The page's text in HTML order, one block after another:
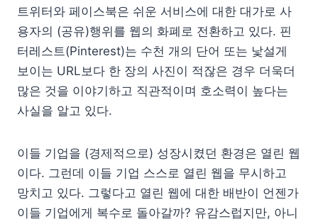
트위터와 페이스북은 쉬운 서비스에 대한 대가로 사
용자의 (공유)행위를 웹의 화폐로 전환하고 있다. 핀
터레스트(Pinterest)는 수천 개의 단어 또는 낯설게
보이는 URL보다 한 장의 사진이 적잖은 경우 더욱더
많은 것을 이야기하고 직관적이며 호소력이 높다는
사실을 알고 있다.
이들 기업을 (경제적으로) 성장시켰던 환경은 열린 웹
이다. 그런데 이들 기업 스스로 열린 웹을 무시하고
망치고 있다. 그렇다고 열린 웹에 대한 배반이 언젠가
이들 기업에게 복수로 돌아갈까? 유감스럽지만, 아니